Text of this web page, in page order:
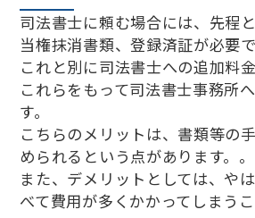
司法書士に頼む場合には、先程
当権抹消書類、登録済証が必要で
これと別に司法書士への追加料
これらをもって司法書士事務所
す。
こちらのメリットは、書類等の
められるという点があります。。
また、デメリットとしては、や
べて費用が多くかかってしまうこ